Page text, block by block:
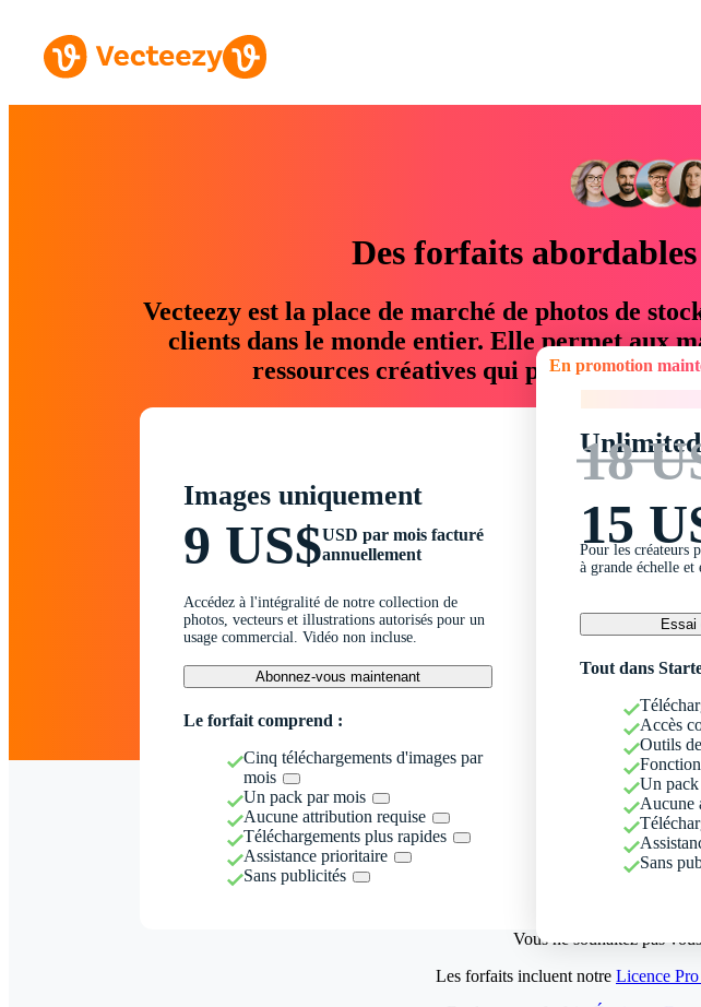
Des forfaits
Vecteezy est la place de marché de photos de
clients dans le monde entier. Elle permet aux
ressources créatives qui permettent
Images uniquement
9 US$USD par mois facturé
annuellement
Accédez à l'intégralité de notre collection de
photos, vecteurs et illustrations autorisés pour un
usage commercial. Vidéo non incluse.
Abonnez-vous maintenant
Le forfait comprend :
Cinq téléchargements d'images par
mois
Un pack par mois
Aucune attribution requise
Téléchargements plus rapides
Assistance prioritaire
Sans publicités
En promotion
Unlimited
18
15
Pour les créateurs
à grande échelle
Essai
Tout dans
Accès
Outils
Un
Aucune
Sans
Vous ne souhaitez pas
Les forfaits incluent notre Licence